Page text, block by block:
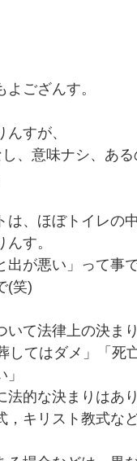
ござんす。
すが、
、意味ナシ、あ
は、ほぼトイレの
す。
出が悪い」って事
(笑)
いて法律上の決ま
してはダメ」「
法的な決まりはあ
，キリスト教式な